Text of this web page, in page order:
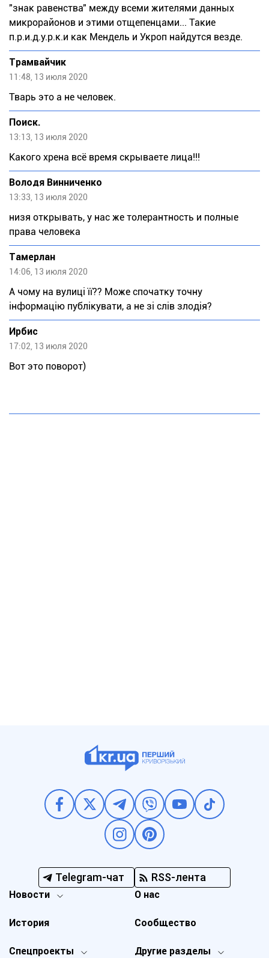
"знак равенства" между всеми жителями данных
микрорайонов и этими отщепенцами... Такие
п.р.и.д.у.р.к.и как Мендель и Укроп найдутся везде.
Трамвайчик
11:48, 13 июля 2020
Твaрь это а не человек.
Поиск.
13:13, 13 июля 2020
Какого хрена всё время скрываете лица!!!
Володя Винниченко
13:33, 13 июля 2020
низя открывать, у нас же толерантность и полные
права человека
Тaмeрлан
14:06, 13 июля 2020
А чому на вулиці її?? Може спочатку точну
інформацію публікувати, а не зі слів злодія?
Ирбис
17:02, 13 июля 2020
Вот это поворот)
Telegram-чат RSS-лента
Новости
Спецпроекты Другие разделы
История
О нас
Сообщество